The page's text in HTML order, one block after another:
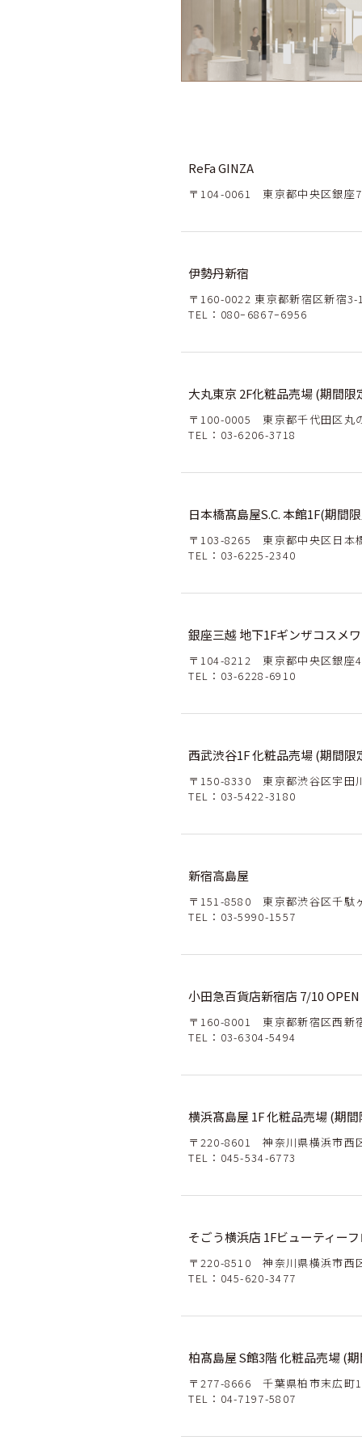
ReFa GINZA
〒104-0061 東京都中央区銀座
伊勢丹新宿
〒160-0022 東京都新宿区新宿
TEL： 080ｰ6867ｰ6956
大丸東京 2F化粧品売場 (期間限
〒100-0005 東京都千代田区丸
TEL： 03-6206-3718
日本橋髙島屋S.C. 本館1F(期間
〒103-8265 東京都中央区日本
TEL： 03-6225-2340
銀座三越 地下1Fギンザコスメ
〒104-8212 東京都中央区銀座
TEL： 03-6228-6910
西武渋谷1F 化粧品売場 (期間限
〒150-8330 東京都渋谷区宇田
TEL： 03-5422-3180
新宿高島屋
〒151-8580 東京都渋谷区千駄
TEL： 03-5990-1557
小田急百貨店新宿店 7/10 OPEN
〒160-8001 東京都新宿区西新
TEL： 03-6304-5494
横浜髙島屋 1F 化粧品売場 (期
〒220-8601 神奈川県横浜市西
TEL： 045-534-6773
そごう横浜店 1Fビューティー
〒220-8510 神奈川県横浜市西
TEL： 045-620-3477
柏髙島屋 S館3階 化粧品売場 (
〒277-8666 千葉県柏市末広町
TEL： 04-7197-5807